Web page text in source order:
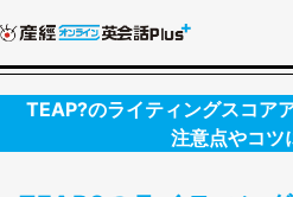
TEAP?のライティングスコア
注意点やコツ